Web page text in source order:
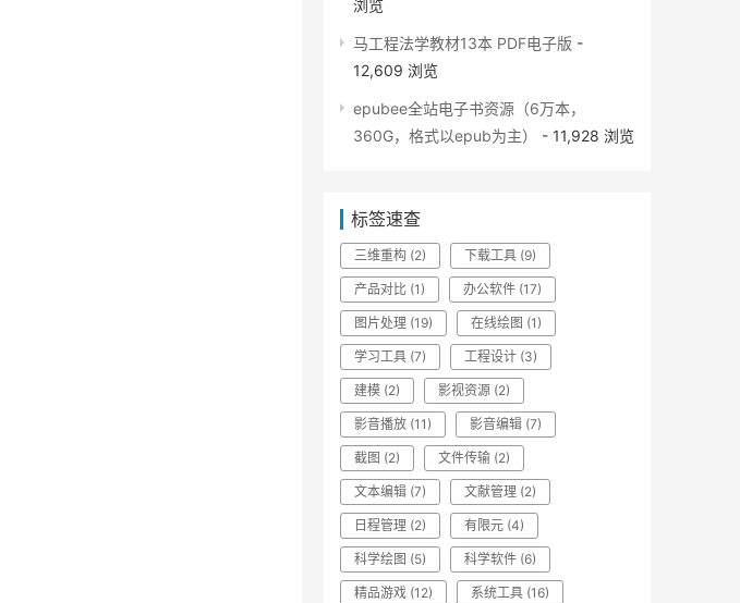
浏览
马工程法学教材13本 PDF电子版 -
12,609 浏览
epubee全站电子书资源（6万本，
360G，格式以epub为主）
- 11,928 浏览
标签速查
三维重构 (2) 下载工具 (9)
产品对比 (1) 办公软件 (17)
图片处理 (19) 在线绘图 (1)
学习工具 (7) 工程设计 (3)
建模 (2) 影视资源 (2)
影音播放 (11) 影音编辑 (7)
截图 (2) 文件传输 (2)
文本编辑 (7) 文献管理 (2)
日程管理 (2) 有限元 (4)
科学绘图 (5) 科学软件 (6)
精品游戏 (12) 系统工具 (16)